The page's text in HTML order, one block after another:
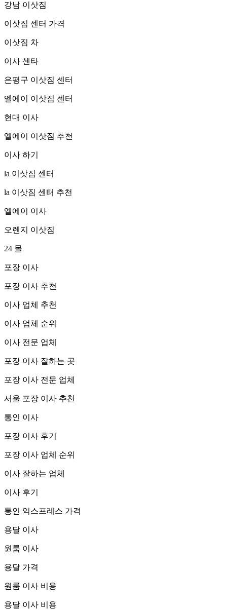
강남 이삿짐
이삿짐 센터 가격
이삿짐 차
이사 센타
은평구 이삿짐 센터
엘에이 이삿짐 센터
현대 이사
엘에이 이삿짐 추천
이사 하기
la 이삿짐 센터
la 이삿짐 센터 추천
엘에이 이사
오렌지 이삿짐
24 몰
포장 이사
포장 이사 추천
이사 업체 추천
이사 업체 순위
이사 전문 업체
포장 이사 잘하는 곳
포장 이사 전문 업체
서울 포장 이사 추천
통인 이사
포장 이사 후기
포장 이사 업체 순위
이사 잘하는 업체
이사 후기
통인 익스프레스 가격
용달 이사
원룸 이사
용달 가격
원룸 이사 비용
용달 이사 비용